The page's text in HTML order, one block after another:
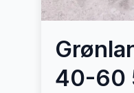
40-60